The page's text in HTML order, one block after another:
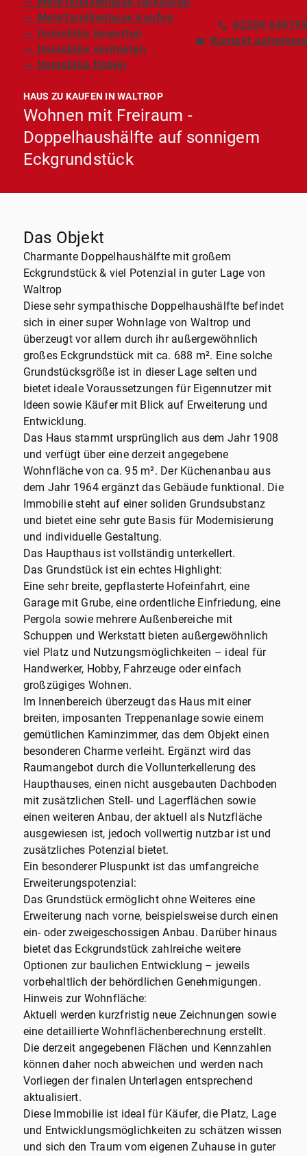
～ Mehrfamilienhaus kaufen
～ Immobilie bewerten
～ Immobilie vermieten
～ Immobilie finden
02309
Kontakt
HAUS ZU KAUFEN IN WALTROP
Wohnen mit Freiraum -
Doppelhaushälfte auf sonnigem
Eckgrundstück
Das Objekt
Charmante Doppelhaushälfte mit großem
Eckgrundstück & viel Potenzial in guter Lage von
Waltrop
Diese sehr sympathische Doppelhaushälfte befindet
sich in einer super Wohnlage von Waltrop und
überzeugt vor allem durch ihr außergewöhnlich
großes Eckgrundstück mit ca. 688 m². Eine solche
Grundstücksgröße ist in dieser Lage selten und
bietet ideale Voraussetzungen für Eigennutzer mit
Ideen sowie Käufer mit Blick auf Erweiterung und
Entwicklung.
Das Haus stammt ursprünglich aus dem Jahr 1908
und verfügt über eine derzeit angegebene
Wohnfläche von ca. 95 m². Der Küchenanbau aus
dem Jahr 1964 ergänzt das Gebäude funktional. Die
Immobilie steht auf einer soliden Grundsubstanz
und bietet eine sehr gute Basis für Modernisierung
und individuelle Gestaltung.
Das Haupthaus ist vollständig unterkellert.
Das Grundstück ist ein echtes Highlight:
Eine sehr breite, gepflasterte Hofeinfahrt, eine
Garage mit Grube, eine ordentliche Einfriedung, eine
Pergola sowie mehrere Außenbereiche mit
Schuppen und Werkstatt bieten außergewöhnlich
viel Platz und Nutzungsmöglichkeiten – ideal für
Handwerker, Hobby, Fahrzeuge oder einfach
großzügiges Wohnen.
Im Innenbereich überzeugt das Haus mit einer
breiten, imposanten Treppenanlage sowie einem
gemütlichen Kaminzimmer, das dem Objekt einen
besonderen Charme verleiht. Ergänzt wird das
Raumangebot durch die Vollunterkellerung des
Haupthauses, einen nicht ausgebauten Dachboden
mit zusätzlichen Stell- und Lagerflächen sowie
einen weiteren Anbau, der aktuell als Nutzfläche
ausgewiesen ist, jedoch vollwertig nutzbar ist und
zusätzliches Potenzial bietet.
Ein besonderer Pluspunkt ist das umfangreiche
Erweiterungspotenzial:
Das Grundstück ermöglicht ohne Weiteres eine
Erweiterung nach vorne, beispielsweise durch einen
ein- oder zweigeschossigen Anbau. Darüber hinaus
bietet das Eckgrundstück zahlreiche weitere
Optionen zur baulichen Entwicklung – jeweils
vorbehaltlich der behördlichen Genehmigungen.
Hinweis zur Wohnfläche:
Aktuell werden kurzfristig neue Zeichnungen sowie
eine detaillierte Wohnflächenberechnung erstellt.
Die derzeit angegebenen Flächen und Kennzahlen
können daher noch abweichen und werden nach
Vorliegen der finalen Unterlagen entsprechend
aktualisiert.
Diese Immobilie ist ideal für Käufer, die Platz, Lage
und Entwicklungsmöglichkeiten zu schätzen wissen
und sich den Traum vom eigenen Zuhause in guter